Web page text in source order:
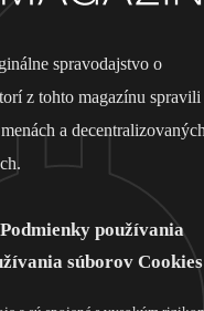
spravodajstvo o
z tohto magazínu spravili
a
Podmienky používania
súborov Cookies